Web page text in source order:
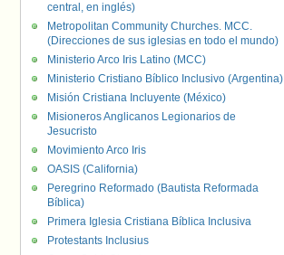
central, en inglés)
Metropolitan Community Churches. MCC.
(Direcciones de sus iglesias en todo el mundo)
Ministerio Arco Iris Latino (MCC)
Ministerio Cristiano Bíblico Inclusivo (Argentina)
Misión Cristiana Incluyente (México)
Misioneros Anglicanos Legionarios de
Jesucristo
Movimiento Arco Iris
OASIS (California)
Peregrino Reformado (Bautista Reformada
Bíblica)
Primera Iglesia Cristiana Bíblica Inclusiva
Protestants Inclusius